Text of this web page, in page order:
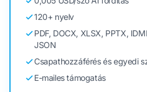
120+ nyelv
PDF, DOCX, XLSX, PPTX,
JSON
Csapathozzáférés és egyedi
E-mailes támogatás